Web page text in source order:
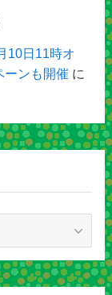
10日11時オ
ーンも開催 に